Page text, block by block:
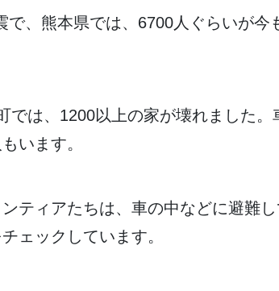
で、 熊本県では、6700人 ぐらいが今
では、1200以上の家が壊れました。
もいます。
ティアたちは、 車の中などに避難
ェックしています。